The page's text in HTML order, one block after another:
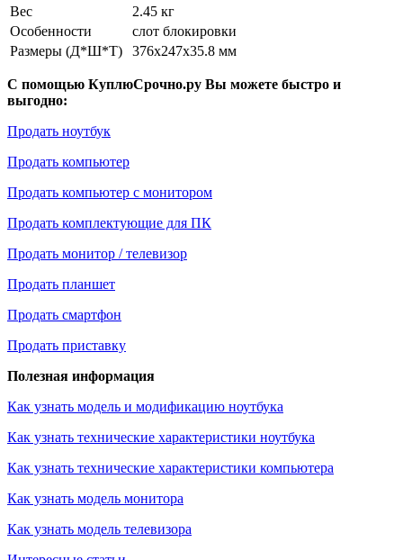
Вес
2.45 кг
Особенности
слот блокировки
Размеры (Д*Ш*Т)
376x247x35.8 мм
С помощью КуплюСрочно.ру Вы можете быстро и
выгодно:
Продать ноутбук
Продать компьютер
Продать компьютер с монитором
Продать комплектующие для ПК
Продать монитор / телевизор
Продать планшет
Продать смартфон
Продать приставку
Полезная информация
Как узнать модель и модификацию ноутбука
Как узнать технические характеристики ноутбука
Как узнать технические характеристики компьютера
Как узнать модель монитора
Как узнать модель телевизора